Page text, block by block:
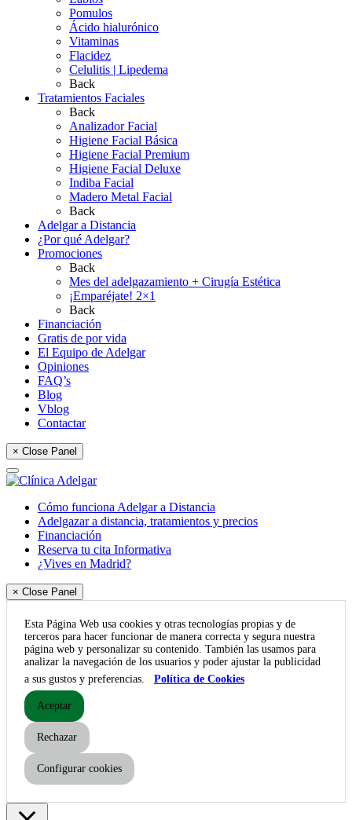
Pomulos
Ácido hialurónico
Vitaminas
Flacidez
Celulitis | Lipedema
Back
Tratamientos Faciales
Back
Analizador Facial
Higiene Facial Básica
Higiene Facial Premium
Higiene Facial Deluxe
Indiba Facial
Madero Metal Facial
Back
Adelgar a Distancia
¿Por qué Adelgar?
Promociones
Back
Mes del adelgazamiento + Cirugía Estética
¡Emparéjate! 2×1
Back
Financiación
Gratis de por vida
El Equipo de Adelgar
Opiniones
FAQ’s
Blog
Vblog
Contactar
× Close Panel
Cómo funciona Adelgar a Distancia
Adelgazar a distancia, tratamientos y precios
Financiación
Reserva tu cita Informativa
¿Vives en Madrid?
× Close Panel
Esta Página Web usa cookies y otras tecnologías propias y de
terceros para hacer funcionar de manera correcta y segura nuestra
página web y personalizar su contenido. También las usamos para
analizar la navegación de los usuarios y poder ajustar la publicidad
a sus gustos y preferencias.
Política de Cookies
Aceptar
Rechazar
Configurar cookies